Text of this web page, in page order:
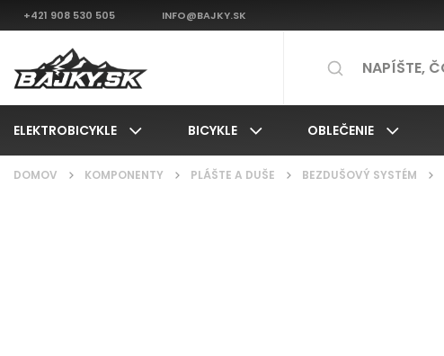
+421 908 530 505 INFO@BAJKY.SK
ELEKTROBICYKLE BICYKLE OBLEČENIE
DOMOV / KOMPONENTY / PLÁŠTE A DUŠE / BEZDUŠOVÝ SYSTÉM /